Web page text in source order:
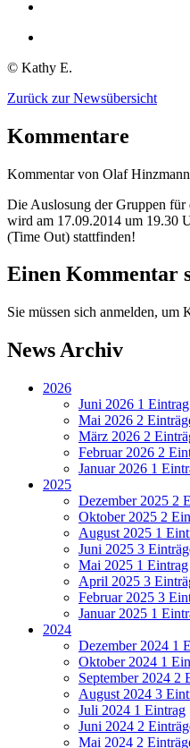
© Kathy E.
Zurück zur Newsübersicht
Kommentare
Kommentar von Olaf
Die Auslosung der Gruppen
wird am 17.09.2014 um 19.30
(Time Out) stattfinden!
Einen Kommentar
Sie müssen sich anmelden, um
News Archiv
2026
Juni 2026 1 Eintrag
Mai 2026 2
März 2026 2
Februar 2026 2
Januar 2026 1
2025
Dezember 2025 2
Oktober 2025 2
August 2025 1
Juni 2025 3
Mai 2025 1 Eintrag
April 2025 3
Februar 2025 3
Januar 2025 1
2024
Dezember 2024 1
Oktober 2024 1
September 2024 2
August 2024 3
Juli 2024 1 Eintrag
Juni 2024 2
Mai 2024 2